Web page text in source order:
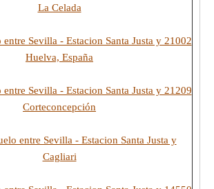
La Celada
Sevilla - Estacion Santa Justa y 21002
Huelva, España
Sevilla - Estacion Santa Justa y 21209
Corteconcepción
entre Sevilla - Estacion Santa Justa y
Cagliari